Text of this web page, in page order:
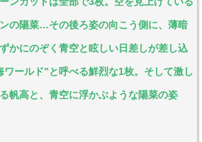
の陽菜…その後ろ姿の向こう側に、薄暗
かにのぞく青空と眩しい日差しが差し込
ワールド”と呼べる鮮烈な1枚。そして激し
帆高と、青空に浮かぶような陽菜の姿